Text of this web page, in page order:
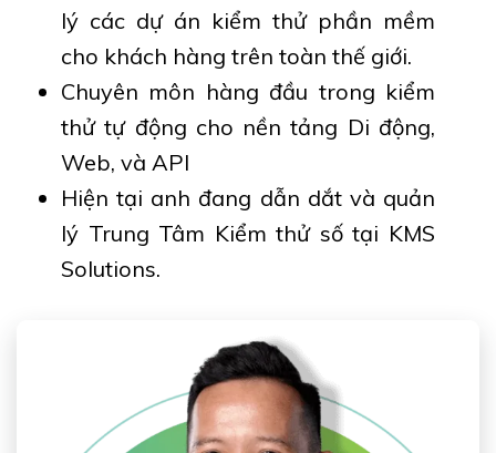
lý các dự án kiểm thử phần mềm
cho khách hàng trên toàn thế giới.
Chuyên môn hàng đầu trong kiểm
thử tự động cho nền tảng Di động,
Web, và API
Hiện tại anh đang dẫn dắt và quản
lý Trung Tâm Kiểm thử số tại KMS
Solutions.